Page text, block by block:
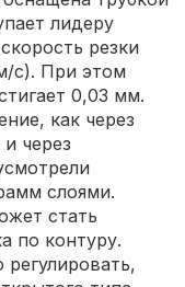
лидеру
резки
с). При этом
0,03 мм.
как через
через
слоями.
стать
по контуру.